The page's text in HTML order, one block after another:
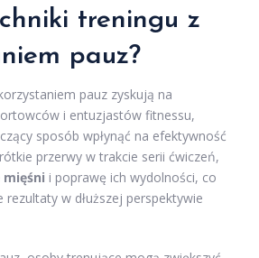
treningu z
pauz?
pauz zyskują na
i entuzjastów fitnessu,
sposób wpłynąć na efektywność
przerwy w trakcie serii ćwiczeń,
mięśni i poprawę ich wydolności, co
rezultaty w dłuższej perspektywie